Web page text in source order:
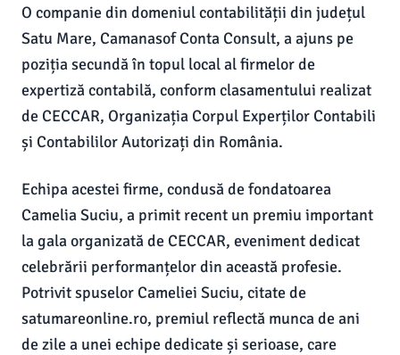
O companie din domeniul contabilității din județul
Satu Mare, Camanasof Conta Consult, a ajuns pe
poziția secundă în topul local al firmelor de
expertiză contabilă, conform clasamentului realizat
de CECCAR, Organizația Corpul Experților Contabili
și Contabililor Autorizați din România.
Echipa acestei firme, condusă de fondatoarea
Camelia Suciu, a primit recent un premiu important
la gala organizată de CECCAR, eveniment dedicat
celebrării performanțelor din această profesie.
Potrivit spuselor Cameliei Suciu, citate de
satumareonline.ro, premiul reflectă munca de ani
de zile a unei echipe dedicate și serioase, care